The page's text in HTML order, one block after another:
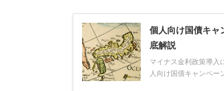
個人向け国債キャ
底解説
マイナス金利政策導入
人向け国債キャンペー